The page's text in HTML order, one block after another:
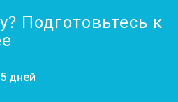
Подготовьтесь к
дней